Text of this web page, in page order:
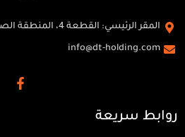
المقر الرئيسي: القطعة 4، المنطقة الصناعية A، القاهرة، مصر
info@dt-holding.com
روابط سريعة